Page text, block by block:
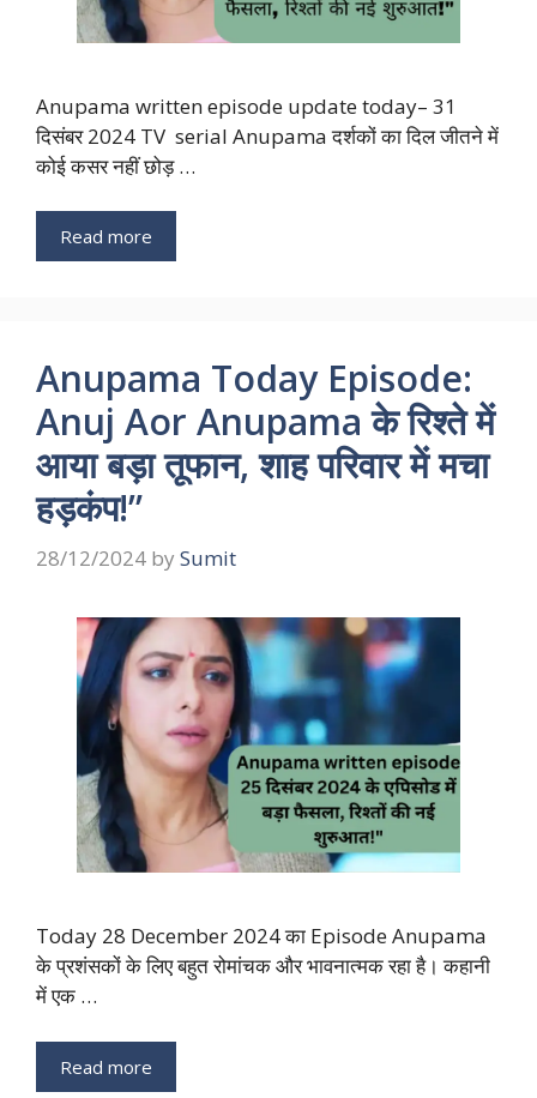
Anupama written episode update today– 31
दिसंबर 2024 TV serial Anupama दर्शकों का दिल जीतने में
कोई कसर नहीं छोड़ …
Read more
Anupama Today Episode:
Anuj Aor Anupama के रिश्ते में
आया बड़ा तूफान, शाह परिवार में मचा
हड़कंप!”
28/12/2024 by Sumit
Today 28 December 2024 का Episode Anupama
के प्रशंसकों के लिए बहुत रोमांचक और भावनात्मक रहा है। कहानी
में एक …
Read more